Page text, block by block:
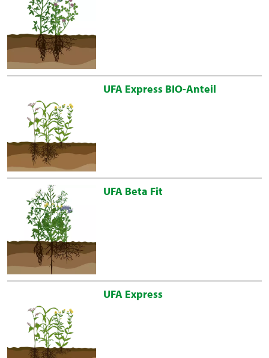
UFA Express BIO-Anteil
UFA Beta Fit
UFA Express